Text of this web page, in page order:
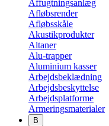
Affugtningsanlæg
Afløbsrender
Afløbsskåle
Akustikprodukter
Altaner
Alu-trapper
Aluminium kasser
Arbejdsbeklædning
Arbejdsbeskyttelse
Arbejdsplatforme
Armeringsmaterialer
B